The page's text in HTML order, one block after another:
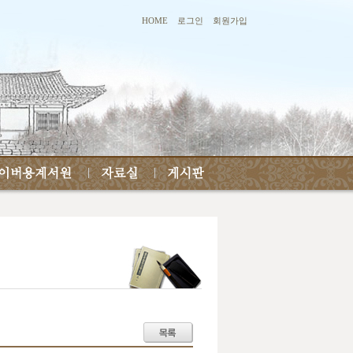
HOME 로그인 회원가입